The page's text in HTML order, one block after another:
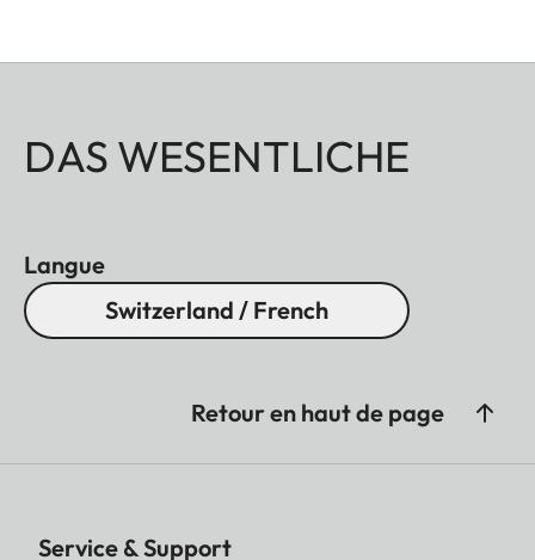
DAS WESENTLICHE
Langue
Switzerland / French
Retour en haut de page
Service & Support